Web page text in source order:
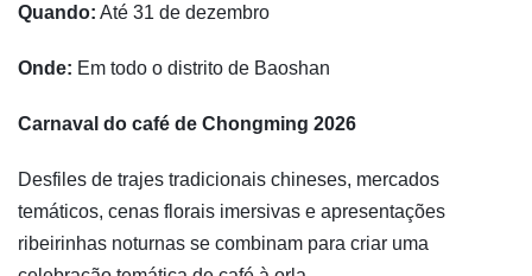
Quando: Até 31 de dezembro
Onde: Em todo o distrito de Baoshan
Carnaval do café de Chongming 2026
Desfiles de trajes tradicionais chineses, mercados
temáticos, cenas florais imersivas e apresentações
ribeirinhas noturnas se combinam para criar uma